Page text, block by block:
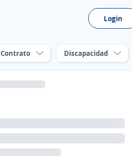
Login
Contrato Discapacidad